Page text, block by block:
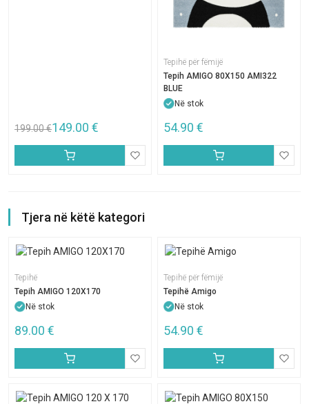
199.00€149.00 €
Tepihë për fëmijë
Tepih AMIGO 80X150 AMI322
BLUE
Në stok
54.90 €
Tjera në këtë kategori
Tepihë
Tepih AMIGO 120X170
Në stok
89.00 €
Tepihë për fëmijë
Tepihë Amigo
Në stok
54.90 €